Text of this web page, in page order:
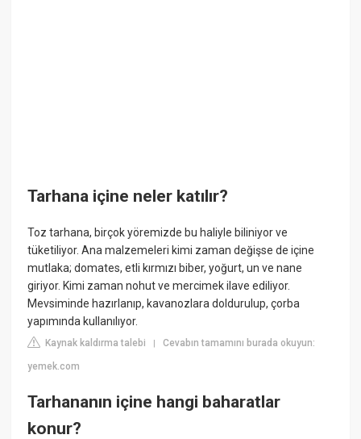
Tarhana içine neler katılır?
Toz tarhana, birçok yöremizde bu haliyle biliniyor ve
tüketiliyor. Ana malzemeleri kimi zaman değişse de içine
mutlaka; domates, etli kırmızı biber, yoğurt, un ve nane
giriyor. Kimi zaman nohut ve mercimek ilave ediliyor.
Mevsiminde hazırlanıp, kavanozlara doldurulup, çorba
yapımında kullanılıyor.
Kaynak kaldırma talebi |Cevabın tamamını burada okuyun:
yemek.com
Tarhananın içine hangi baharatlar
konur?